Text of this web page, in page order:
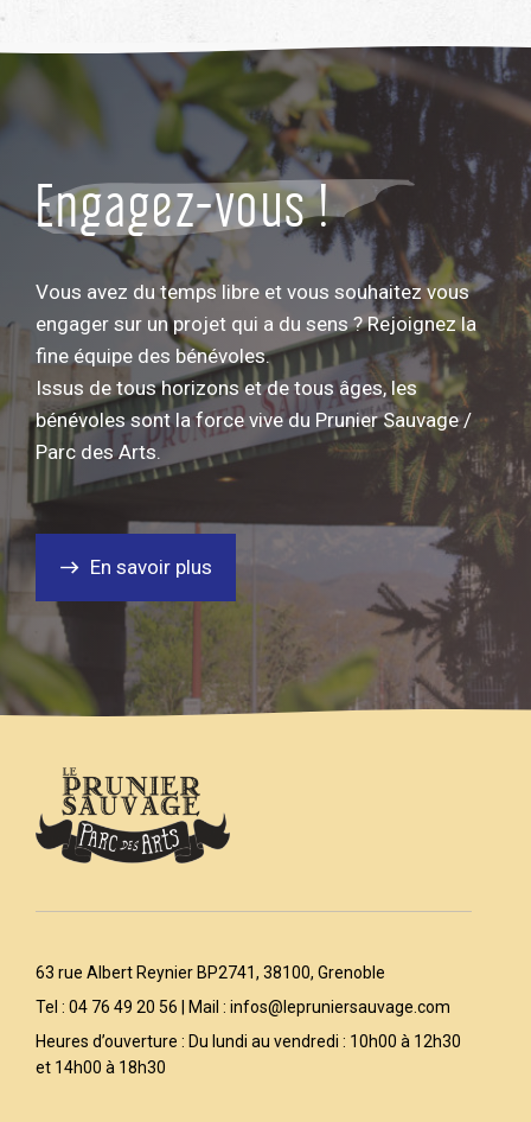
Engagez-vous !
Vous avez du temps libre et vous souhaitez vous
engager sur un projet qui a du sens ? Rejoignez la
fine équipe des bénévoles.
Issus de tous horizons et de tous âges, les
bénévoles sont la force vive du Prunier Sauvage /
Parc des Arts.
En savoir plus
63 rue Albert Reynier BP2741, 38100, Grenoble
Tel : 04 76 49 20 56 | Mail : infos@lepruniersauvage.com
Heures d’ouverture : Du lundi au vendredi : 10h00 à 12h30
et 14h00 à 18h30